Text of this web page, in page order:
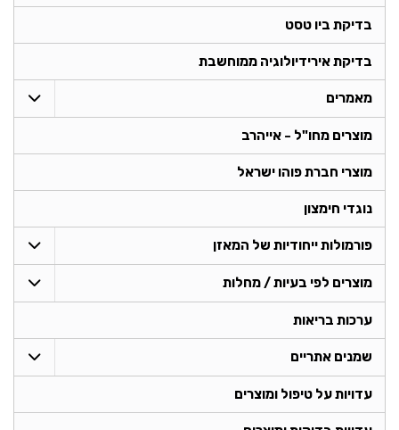
בדיקת ביו טסט
בדיקת אירידיולוגיה ממוחשבת
מאמרים
מוצרים מחו"ל - אייהרב
מוצרי חברת פוהו ישראל
נוגדי חימצון
פורמולות ייחודיות של המאזן
מוצרים לפי בעיות / מחלות
ערכות בריאות
שמנים אתריים
עדויות על טיפול ומוצרים